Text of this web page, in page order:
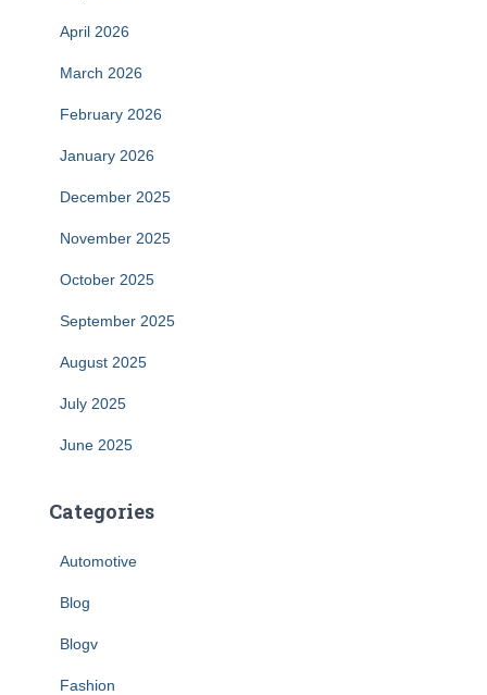
April 2026
March 2026
February 2026
January 2026
December 2025
November 2025
October 2025
September 2025
August 2025
July 2025
June 2025
Categories
Automotive
Blog
Blogv
Fashion